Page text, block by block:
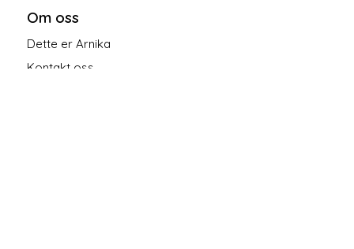
Om oss
Dette er Arnika
Kontakt oss